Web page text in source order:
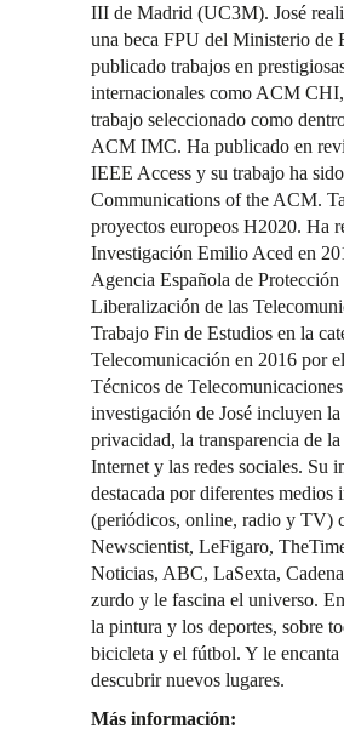
III de Madrid (UC3M). José
una beca FPU del Ministerio de
publicado trabajos en
internacionales como ACM
trabajo seleccionado como
ACM IMC. Ha publicado en
IEEE Access y su trabajo ha
Communications of the ACM.
proyectos europeos H2020. Ha
Investigación Emilio Aced en
Agencia Española de
Liberalización de las
Trabajo Fin de Estudios en la
Telecomunicación en 2016 por
Técnicos de
investigación de José incluyen
privacidad, la transparencia de
Internet y las redes sociales. Su
destacada por diferentes medios
(periódicos, online, radio y TV)
Newscientist, LeFigaro,
Noticias, ABC, LaSexta,
zurdo y le fascina el universo.
la pintura y los deportes, sobre
bicicleta y el fútbol. Y le
descubrir nuevos lugares.
Más información: